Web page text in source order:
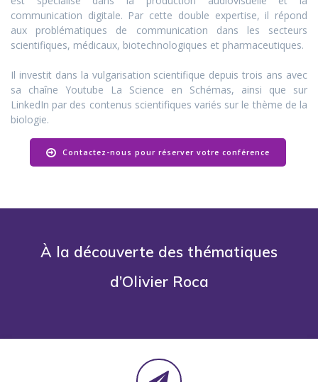
communication digitale. Par cette double expertise, il répond
aux problématiques de communication dans les secteurs
scientifiques, médicaux, biotechnologiques et pharmaceutiques.
Il investit dans la vulgarisation scientifique depuis trois ans avec
sa chaîne Youtube La Science en Schémas, ainsi que sur
LinkedIn par des contenus scientifiques variés sur le thème de la
biologie.
Contactez-nous pour réserver votre conférence
À la découverte des thématiques
d’Olivier Roca